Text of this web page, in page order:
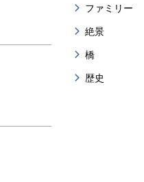
ファミリー
絶景
橋
歴史